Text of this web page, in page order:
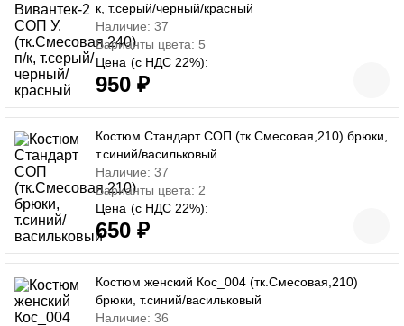
к, т.серый/черный/красный
Наличие: 37
Варианты цвета: 5
Цена (с НДС 22%):
950 ₽
Костюм Стандарт СОП (тк.Смесовая,210) брюки,
т.синий/васильковый
Наличие: 37
Варианты цвета: 2
Цена (с НДС 22%):
650 ₽
Костюм женский Кос_004 (тк.Смесовая,210)
брюки, т.синий/васильковый
Наличие: 36